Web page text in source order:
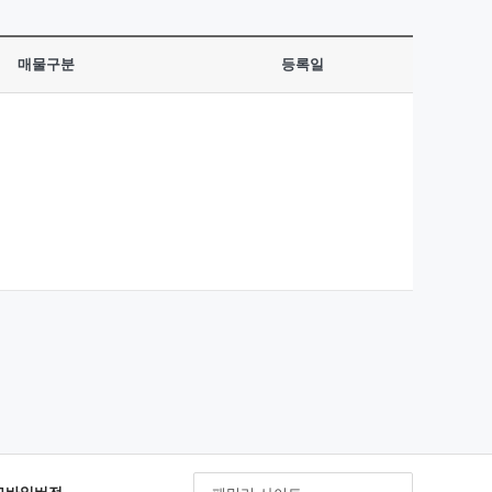
매물구분 등록일